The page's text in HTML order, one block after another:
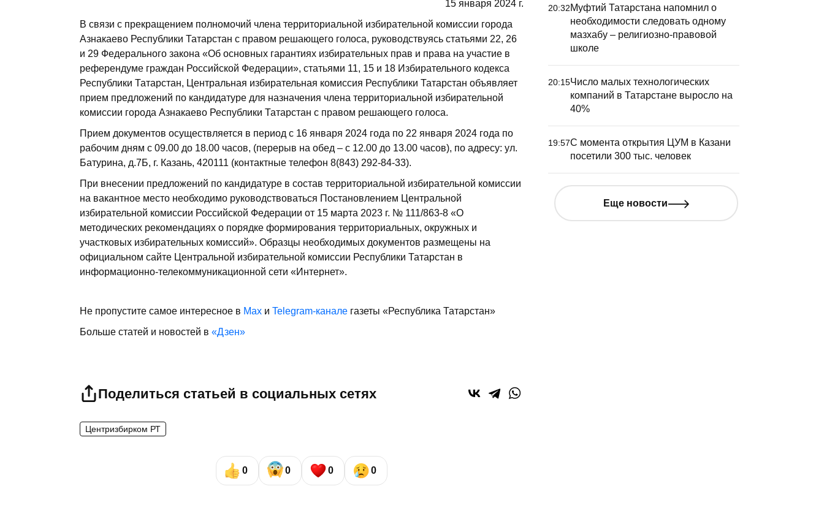
15 января 2024 г.
В связи с прекращением полномочий члена территориальной избирательной комиссии города
Азнакаево Республики Татарстан с правом решающего голоса, руководствуясь статьями 22, 26
и 29 Федерального закона «Об основных гарантиях избирательных прав и права на участие в
референдуме граждан Российской Федерации», статьями 11, 15 и 18 Избирательного кодекса
Республики Татарстан, Центральная избирательная комиссия Республики Татарстан объявляет
прием предложений по кандидатуре для назначения члена территориальной избирательной
комиссии города Азнакаево Республики Татарстан с правом решающего голоса.
Прием документов осуществляется в период с 16 января 2024 года по 22 января 2024 года по
рабочим дням с 09.00 до 18.00 часов, (перерыв на обед – с 12.00 до 13.00 часов), по адресу: ул.
Батурина, д.7Б, г. Казань, 420111 (контактные телефон 8(843) 292-84-33).
При внесении предложений по кандидатуре в состав территориальной избирательной комиссии
на вакантное место необходимо руководствоваться Постановлением Центральной
избирательной комиссии Российской Федерации от 15 марта 2023 г. № 111/863-8 «О
методических рекомендациях о порядке формирования территориальных, окружных и
участковых избирательных комиссий». Образцы необходимых документов размещены на
официальном сайте Центральной избирательной комиссии Республики Татарстан в
информационно-телекоммуникационной сети «Интернет».
Не пропустите самое интересное в Max и Telegram-канале газеты «Республика Татарстан»
Больше статей и новостей в «Дзен»
Поделиться статьей в социальных сетях
Центризбирком РТ
0 0 0 0
20:32Муфтий Татарстана напомнил о
необходимости следовать одному
мазхабу – религиозно-правовой
школе
20:15Число малых технологических
компаний в Татарстане выросло на
40%
19:57С момента открытия ЦУМ в Казани
посетили 300 тыс. человек
Еще новости